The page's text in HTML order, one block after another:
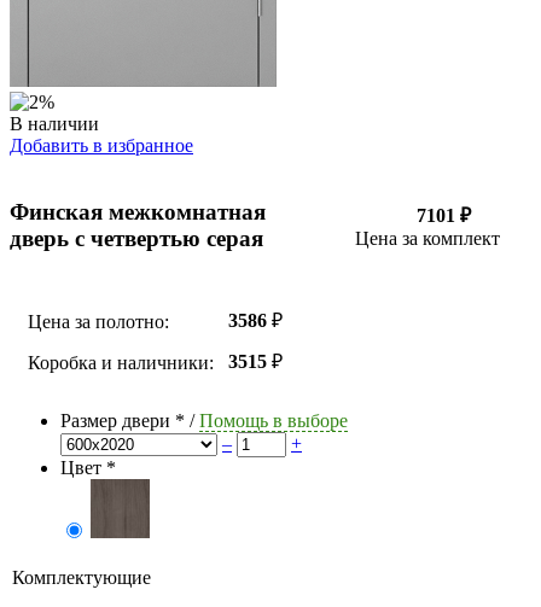
В наличии
Добавить в избранное
Финская межкомнатная
дверь с четвертью серая
7101 ₽
Цена за комплект
Цена за полотно: 3586 ₽
Коробка и наличники: 3515 ₽
Размер двери * /Помощь в выборе
–
+
Цвет *
Комплектующие